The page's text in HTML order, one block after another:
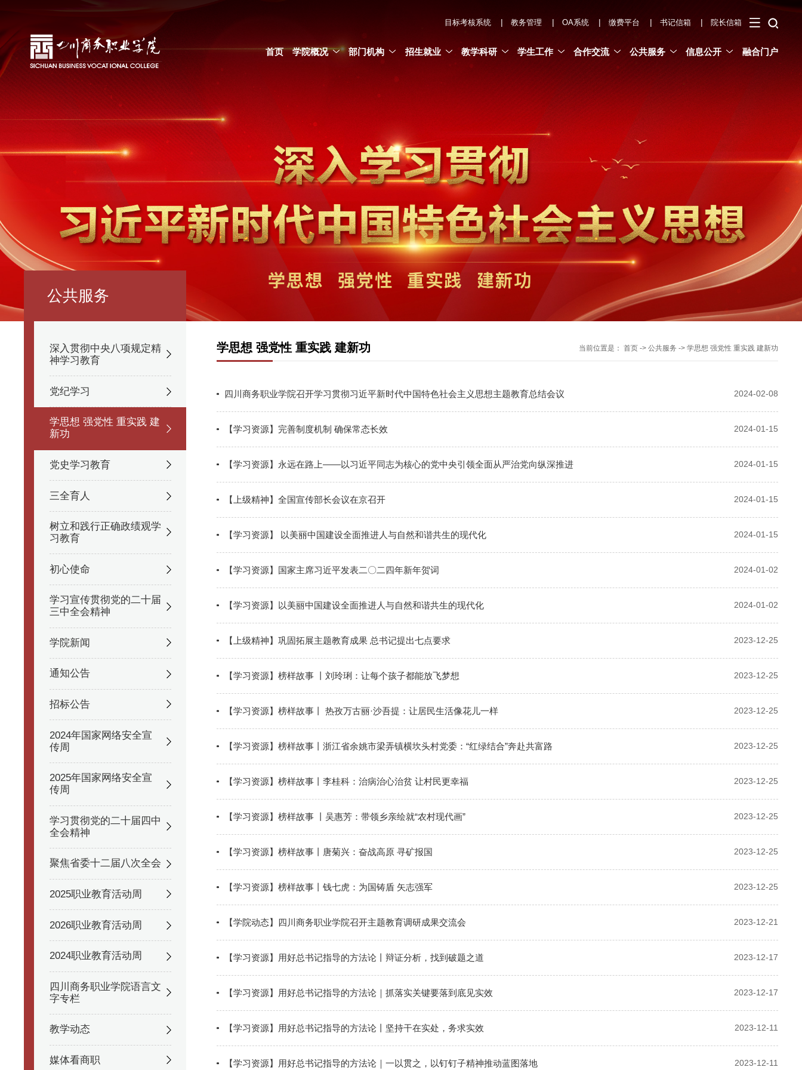
目标考核系统 | 教务管理 | OA系统 | 缴费平台 | 书记信箱 | 院长信箱
首页 学院概况 部门机构 招生就业 教学科研 学生工作 合作交流 公共服务 信息公开 融合门户
公共服务
深入贯彻中央八项规定精
神学习教育
党纪学习
学思想 强党性 重实践 建
新功
党史学习教育
三全育人
树立和践行正确政绩观学
习教育
初心使命
学习宣传贯彻党的二十届
三中全会精神
学院新闻
通知公告
招标公告
2024年国家网络安全宣
传周
2025年国家网络安全宣
传周
学习贯彻党的二十届四中
全会精神
聚焦省委十二届八次全会
2025职业教育活动周
2026职业教育活动周
2024职业教育活动周
四川商务职业学院语言文
字专栏
教学动态
媒体看商职
学思想 强党性 重实践 建新功 当前位置是： 首页-> 公共服务 -> 学思想 强党性 重实践 建新功
四川商务职业学院召开学习贯彻习近平新时代中国特色社会主义思想主题教育总结会议 2024-02-08
【学习资源】完善制度机制 确保常态长效 2024-01-15
【学习资源】永远在路上——以习近平同志为核心的党中央引领全面从严治党向纵深推进 2024-01-15
【上级精神】全国宣传部长会议在京召开 2024-01-15
【学习资源】 以美丽中国建设全面推进人与自然和谐共生的现代化 2024-01-15
【学习资源】国家主席习近平发表二〇二四年新年贺词 2024-01-02
【学习资源】以美丽中国建设全面推进人与自然和谐共生的现代化 2024-01-02
【上级精神】巩固拓展主题教育成果 总书记提出七点要求 2023-12-25
【学习资源】榜样故事 丨刘玲琍：让每个孩子都能放飞梦想 2023-12-25
【学习资源】榜样故事丨 热孜万古丽·沙吾提：让居民生活像花儿一样 2023-12-25
【学习资源】榜样故事丨浙江省余姚市梁弄镇横坎头村党委：“红绿结合”奔赴共富路 2023-12-25
【学习资源】榜样故事丨李桂科：治病治心治贫 让村民更幸福 2023-12-25
【学习资源】榜样故事 丨吴惠芳：带领乡亲绘就“农村现代画” 2023-12-25
【学习资源】榜样故事丨唐菊兴：奋战高原 寻矿报国 2023-12-25
【学习资源】榜样故事丨钱七虎：为国铸盾 矢志强军 2023-12-25
【学院动态】四川商务职业学院召开主题教育调研成果交流会 2023-12-21
【学习资源】用好总书记指导的方法论丨辩证分析，找到破题之道 2023-12-17
【学习资源】用好总书记指导的方法论｜抓落实关键要落到底见实效 2023-12-17
【学习资源】用好总书记指导的方法论丨坚持干在实处，务求实效 2023-12-11
【学习资源】用好总书记指导的方法论｜一以贯之，以钉钉子精神推动蓝图落地 2023-12-11